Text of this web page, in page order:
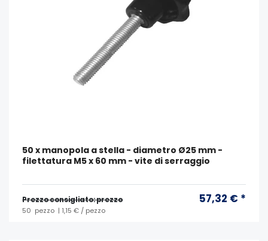
50 x manopola a stella - diametro Ø25 mm -
filettatura M5 x 60 mm - vite di serraggio
Prezzo consigliato: prezzo 57,32 € *
50 pezzo | 1,15 € / pezzo